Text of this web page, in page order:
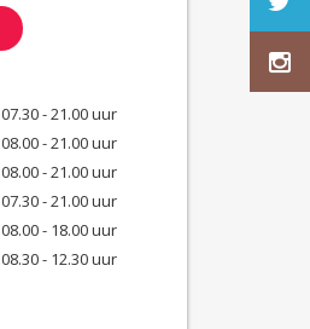
07.30 - 21.00 uur
08.00 - 21.00 uur
08.00 - 21.00 uur
07.30 - 21.00 uur
08.00 - 18.00 uur
08.30 - 12.30 uur